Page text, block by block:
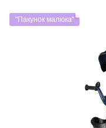
"Пакунок малюка"